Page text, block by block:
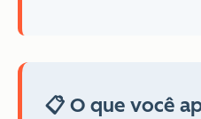
📋 O que você